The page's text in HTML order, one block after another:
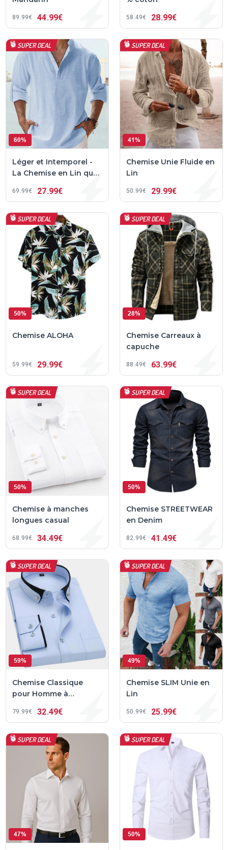
89 99€ 44 99€ 58 49€ 28 99€
SUPER DEAL
60%
Léger et Intemporel -
La Chemise en Lin que
Quitter Jesper™
69 99€ 27 99€
SUPER DEAL
41%
Chemise Unie Fluide en
Lin
50 99€ 29 99€
SUPER DEAL
50%
Chemise ALOHA
59 99€ 29 99€
SUPER DEAL
28%
Chemise Carreaux à
capuche
88 49€ 63 99€
SUPER DEAL
50%
Chemise à manches
longues casual
68 99€ 34 49€
SUPER DEAL
50%
Chemise STREETWEAR
en Denim
82 99€ 41 49€
SUPER DEAL
59%
Chemise Classique
pour Homme à
Rossi Roma™
79 99€ 32 49€
SUPER DEAL
49%
Chemise SLIM Unie en
Lin
50 99€ 25 99€
SUPER DEAL
47%
SUPER DEAL
50%